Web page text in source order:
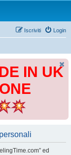
Login
Iscriviti
IN UK
ed